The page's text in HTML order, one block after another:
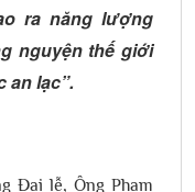
ra năng lượng
nguyện thế giới
an lạc”.
Đại lễ, Ông Phạm